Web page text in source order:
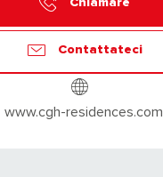
Contattateci
www.cgh-residences.com